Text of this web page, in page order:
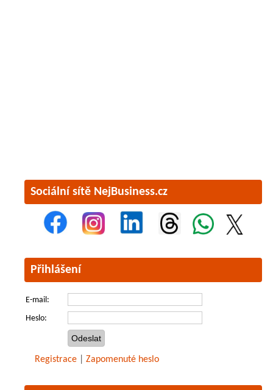
Sociální sítě NejBusiness.cz
Přihlášení
E-mail:
Heslo:
Registrace Zapomenuté heslo